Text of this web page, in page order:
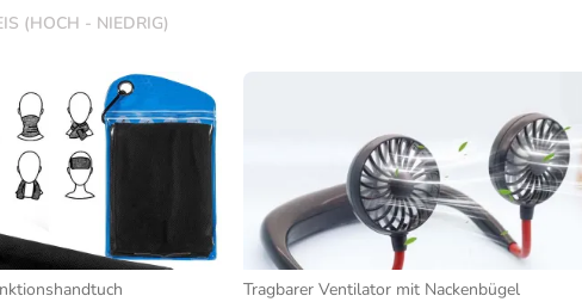
(HOCH - NIEDRIG)
Tragbarer Ventilator mit Nackenbügel